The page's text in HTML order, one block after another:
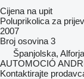
Cijena na upit
Poluprikolica za
2007
Broj osovina 3
Španjolska, Alforja
AUTOMOCIÓ
Kontaktirajte